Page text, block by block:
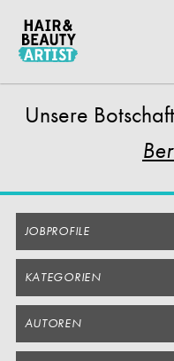
Artikel
Springen
Unsere
JOBPROFILE
KATEGORIEN
AUTOREN